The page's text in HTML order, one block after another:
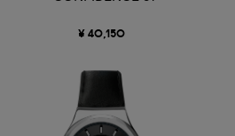
¥ 40,150